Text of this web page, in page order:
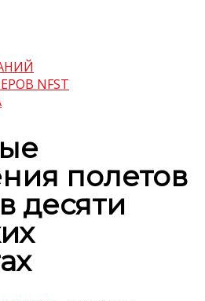
NFST
полетов
десяти